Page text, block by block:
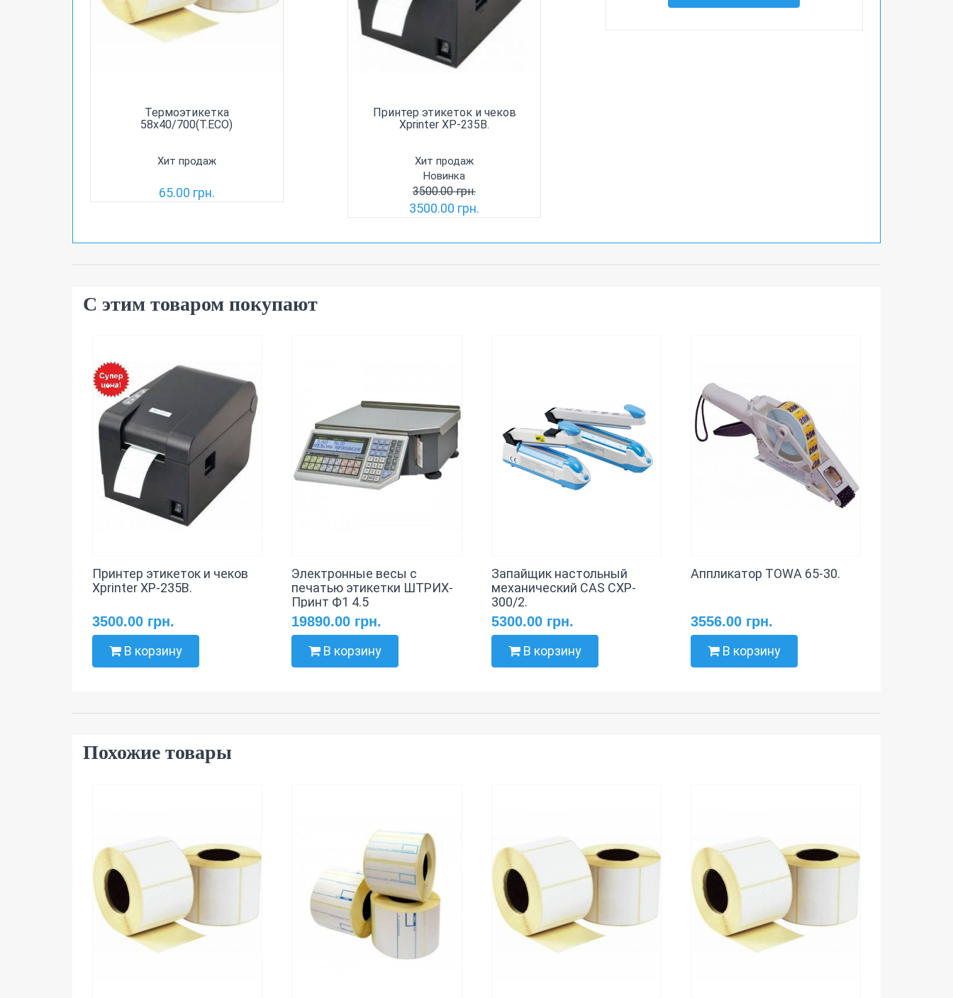
Термоэтикетка
58х40/700(T.ECO)
Хит продаж
65.00 грн.
Принтер этикеток и чеков
Xprinter XP-235B.
Хит продаж
Новинка
3500.00 грн.
3500.00 грн.
С этим товаром покупают
Принтер этикеток и чеков
Xprinter XP-235B.
3500.00 грн.
В корзину
Электронные весы с
печатью этикетки ШТРИХ-
Принт Ф1 4.5
19890.00 грн.
В корзину
Запайщик настольный
механический CAS CXP-
300/2.
5300.00 грн.
В корзину
Аппликатор TOWA 65-30.
3556.00 грн.
В корзину
Похожие товары